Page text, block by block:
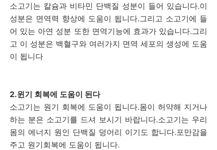
소고기는 칼슘과 비타민 단백질 성분이 들어 있습니다.이
성분은 면역력 향상에 도움이 됩니다.그리고 소고기에 들
어 있는 아연 성분 또한 면역기능에 효과가 있습니다.그리
고 이 성분은 백혈구와 여러가지 면역 세포의 생성에 도움
이 됩니다
2.윈기 회복에 도움이 된다
소고기는 원기 회복에 도움이 됩니다.몸이 허약해 지거나
하는 분은 소고기를 드셔 보시기 바랍니다.소고기는 우리
몸의 에너지 원인 단백질 덩어리 이기도 합니다.포만감을
주고 원기회복에 도움이 됩니다.